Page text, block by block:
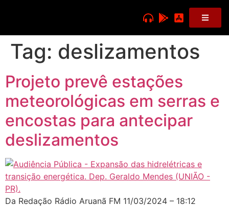
Tag: deslizamentos
Projeto prevê estações
meteorológicas em serras e
encostas para antecipar
deslizamentos
Da Redação Rádio Aruanã FM 11/03/2024 – 18:12